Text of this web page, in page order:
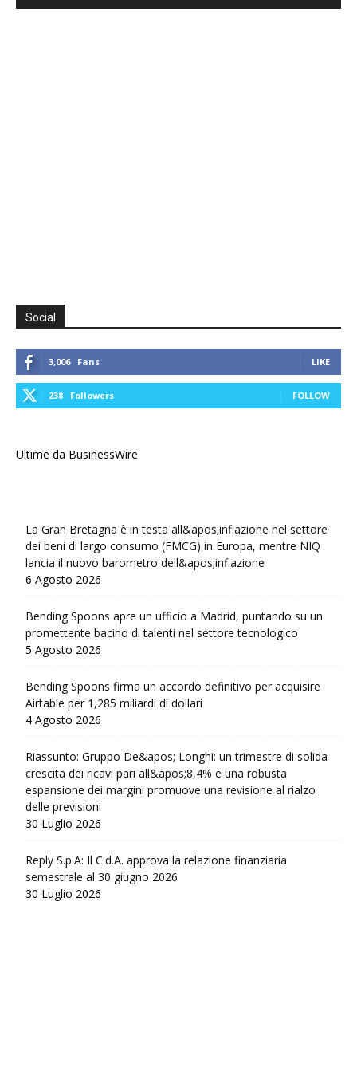
Social
3,006 Fans LIKE
238 Followers FOLLOW
Ultime da BusinessWire
La Gran Bretagna è in testa all&apos;inflazione nel settore
dei beni di largo consumo (FMCG) in Europa, mentre NIQ
lancia il nuovo barometro dell&apos;inflazione
6 Agosto 2026
Bending Spoons apre un ufficio a Madrid, puntando su un
promettente bacino di talenti nel settore tecnologico
5 Agosto 2026
Bending Spoons firma un accordo definitivo per acquisire
Airtable per 1,285 miliardi di dollari
4 Agosto 2026
Riassunto: Gruppo De&apos; Longhi: un trimestre di solida
crescita dei ricavi pari all&apos;8,4% e una robusta
espansione dei margini promuove una revisione al rialzo
delle previsioni
30 Luglio 2026
Reply S.p.A: Il C.d.A. approva la relazione finanziaria
semestrale al 30 giugno 2026
30 Luglio 2026